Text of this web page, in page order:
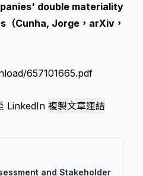
double materiality
Cunha, Jorge，arXiv，
657101665.pdf
LinkedIn 複製文章連結
and Stakeholder